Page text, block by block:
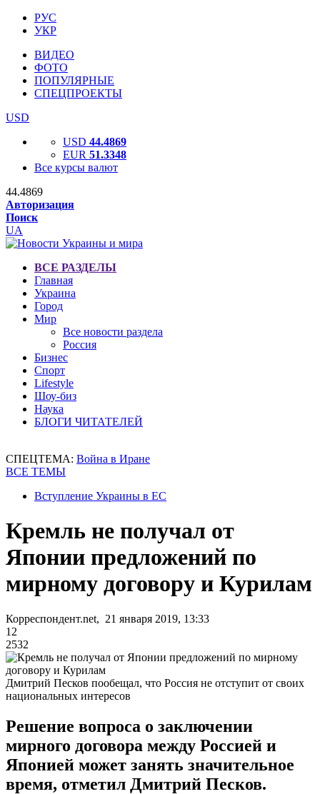
РУС
УКР
ВИДЕО
ФОТО
ПОПУЛЯРНЫЕ
СПЕЦПРОЕКТЫ
USD
USD 44.4869
EUR 51.3348
Все курсы валют
44.4869
Авторизация
Поиск
UA
ВСЕ РАЗДЕЛЫ
Главная
Украина
Город
Мир
Все новости раздела
Россия
Бизнес
Спорт
Lifestyle
Шоу-биз
Наука
БЛОГИ ЧИТАТЕЛЕЙ
СПЕЦТЕМА: Война в Иране
ВСЕ ТЕМЫ
Вступление Украины в ЕС
Кремль не получал от
Японии предложений по
мирному договору и Курилам
Корреспондент.net, 21 января 2019, 13:33
12
2532
Дмитрий Песков пообещал, что Россия не отступит от своих
национальных интересов
Решение вопроса о заключении
мирного договора между Россией и
Японией может занять значительное
время, отметил Дмитрий Песков.